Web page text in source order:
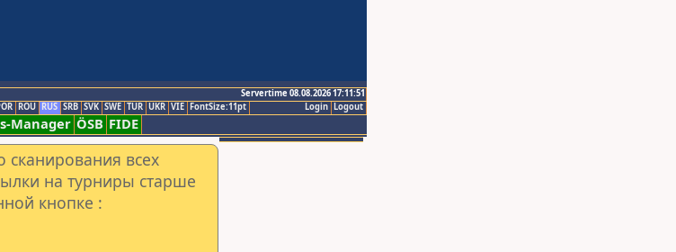
Servertime 08.08.2026 17:11:51
Logout
Login
ROU RUS SRB SVK SWE TUR UKR VIE FontSize:11pt
Manager ÖSB FIDE
сканирования всех
на турниры старше
кнопке :